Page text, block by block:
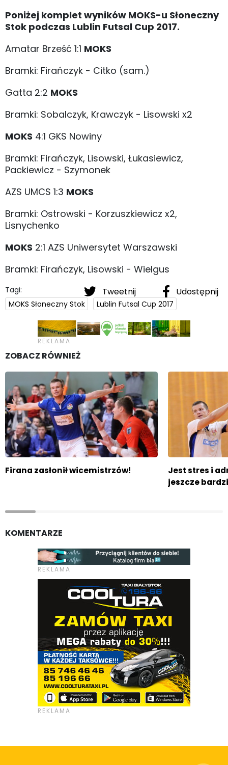
Poniżej komplet wyników MOKS-u Słoneczny
Stok podczas Lublin Futsal Cup 2017.
Amatar Brześć 1:1 MOKS
Bramki: Firańczyk - Citko (sam.)
Gatta 2:2 MOKS
Bramki: Sobalczyk, Krawczyk - Lisowski x2
MOKS 4:1 GKS Nowiny
Bramki: Firańczyk, Lisowski, Łukasiewicz,
Packiewicz - Szymonek
AZS UMCS 1:3 MOKS
Bramki: Ostrowski - Korzuszkiewicz x2,
Lisnychenko
MOKS 2:1 AZS Uniwersytet Warszawski
Bramki: Firańczyk, Lisowski - Wielgus
Tweetnij Udostępnij
Tagi:
MOKS Słoneczny Stok
Lublin Futsal Cup 2017
ZOBACZ RÓWNIEŻ
Firana zasłonił wicemistrzów!
Jest stres i
jeszcze
KOMENTARZE